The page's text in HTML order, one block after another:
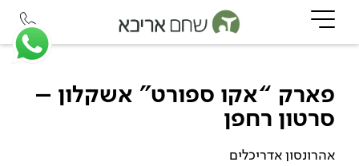
פארק “אקו ספורט” אשקלון –
סרטון רחפן
אהרונסון אדריכלים